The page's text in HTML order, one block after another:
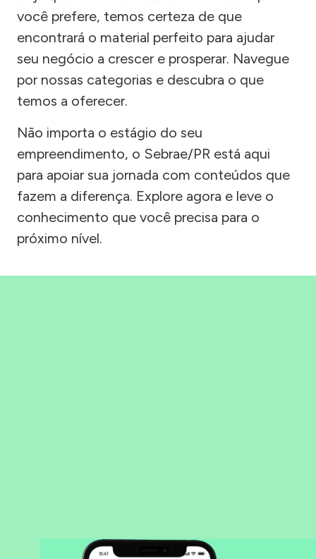
você prefere, temos certeza de que
encontrará o material perfeito para ajudar
seu negócio a crescer e prosperar. Navegue
por nossas categorias e descubra o que
temos a oferecer.
Não importa o estágio do seu
empreendimento, o Sebrae/PR está aqui
para apoiar sua jornada com conteúdos que
fazem a diferença. Explore agora e leve o
conhecimento que você precisa para o
próximo nível.